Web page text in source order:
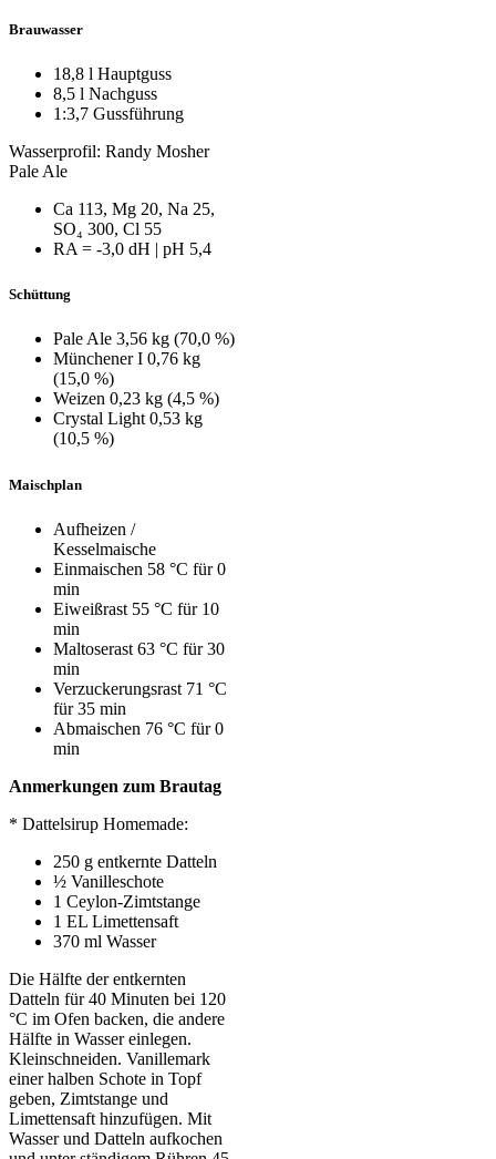
Brauwasser
18,8 l Hauptguss
8,5 l Nachguss
1:3,7 Gussführung
Wasserprofil: Randy Mosher
Pale Ale
Ca 113, Mg 20, Na 25,
SO₄ 300, Cl 55
RA = ‑3,0 dH | pH 5,4
Schüttung
Pale Ale 3,56 kg (70,0 %)
Münchener I 0,76 kg
(15,0 %)
Weizen 0,23 kg (4,5 %)
Crystal Light 0,53 kg
(10,5 %)
Maischplan
Aufheizen /
Kesselmaische
Einmaischen 58 °C für 0
min
Eiweißrast 55 °C für 10
min
Maltoserast 63 °C für 30
min
Verzuckerungsrast 71 °C
für 35 min
Abmaischen 76 °C für 0
min
Anmerkungen zum Brautag
* Dattelsirup Homemade:
250 g entkernte Datteln
½ Vanilleschote
1 Ceylon-Zimtstange
1 EL Limettensaft
370 ml Wasser
Die Hälfte der entkernten
Datteln für 40 Minuten bei 120
°C im Ofen backen, die andere
Hälfte in Wasser einlegen.
Kleinschneiden. Vanillemark
einer halben Schote in Topf
geben, Zimtstange und
Limettensaft hinzufügen. Mit
Wasser und Datteln aufkochen